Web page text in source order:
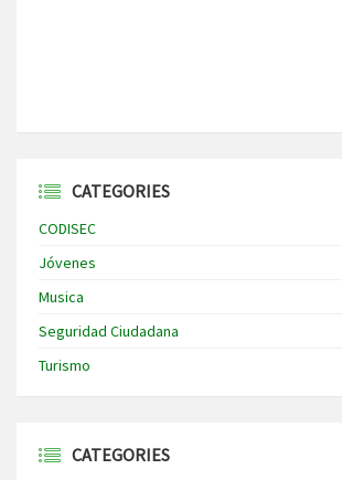
CATEGORIES
CODISEC
Jóvenes
Musica
Seguridad Ciudadana
Turismo
CATEGORIES